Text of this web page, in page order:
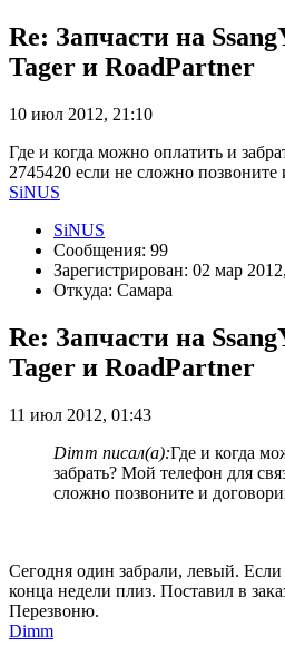
Re: Запчасти на
Tager и RoadPartner
10 июл 2012, 21:10
Где и когда можно оплатить и
2745420 если не сложно
SiNUS
SiNUS
Сообщения: 99
Зарегистрирован: 02 мар
Откуда: Самара
Re: Запчасти на
Tager и RoadPartner
11 июл 2012, 01:43
Dimm писал(а):Где и когда
забрать? Мой телефон для
сложно позвоните и
Сегодня один забрали, левый.
конца недели плиз. Поставил в
Перезвоню.
Dimm